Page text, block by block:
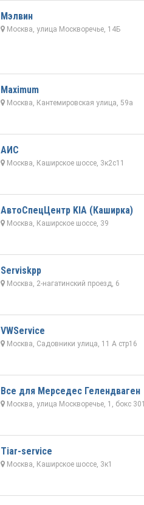
Мэлвин
Москва, улица Москворечье, 14Б
Maximum
Москва, Кантемировская улица, 59а
АИС
Москва, Каширское шоссе, 3к2с11
АвтоСпецЦентр KIA (Каширка)
Москва, Каширское шоссе, 39
Serviskpp
Москва, 2-нагатинский проезд, 6
VWService
Москва, Садовники улица, 11 А стр16
Все для Мерседес Гелендваген
Москва, улица Москворечье, 1, бокс 301
Tiar-service
Москва, Каширское шоссе, 3к1